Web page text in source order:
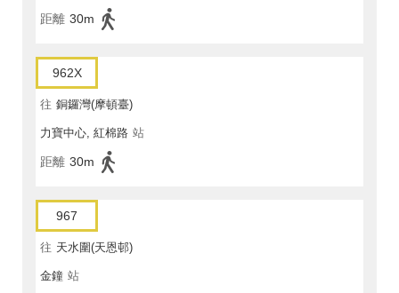
距離 30m
962X
往 銅鑼灣(摩頓臺)
力寶中心, 紅棉路 站
距離 30m
967
往 天水圍(天恩邨)
金鐘 站